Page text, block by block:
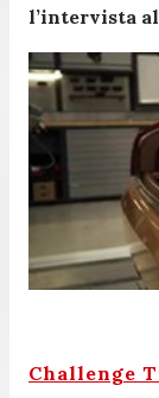
l’intervista
Challenge